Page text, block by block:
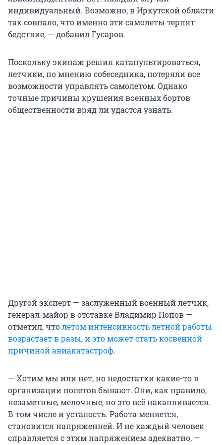
индивидуальный. Возможно, в Иркутской области
так совпало, что именно эти самолеты терпят
бедствие, — добавил Гусаров.
Поскольку экипаж решил катапультироваться,
летчики, по мнению собеседника, потеряли все
возможности управлять самолетом. Однако
точные причины крушения военных бортов
общественности вряд ли удастся узнать.
Другой эксперт — заслуженный военный летчик,
генерал-майор в отставке Владимир Попов —
отметил, чтолетом интенсивность летной работы
возрастает в разы, и это может стать косвенной
причиной авиакатастроф.
— Хотим мы или нет, но недостатки какие-то в
организации полетов бывают. Они, как правило,
незаметные, мелочные, но это всё накапливается.
В том числе и усталость. Работа меняется,
становится напряженней. И не каждый человек
справляется с этим напряжением адекватно, —